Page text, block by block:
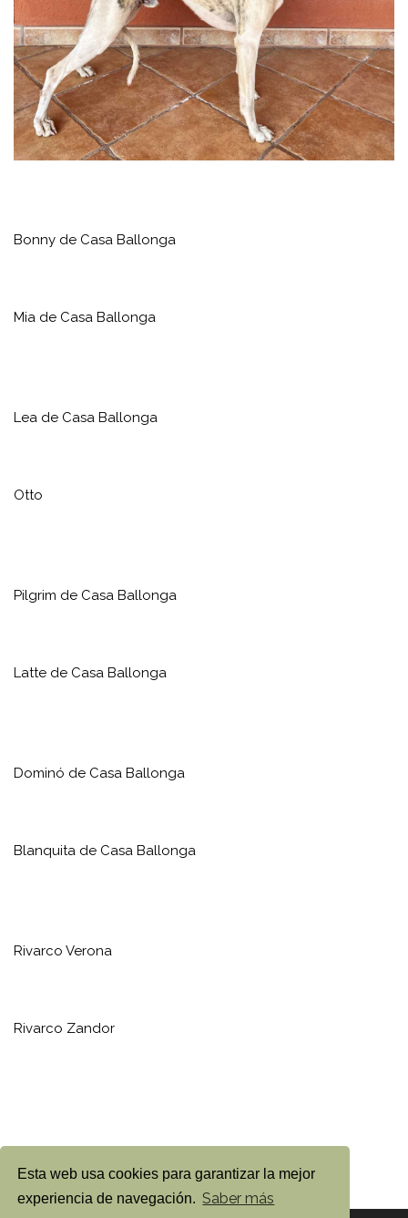
Esta web usa cookies para garantizar la mejor
experiencia de navegación. Saber más
Bonny de Casa Ballonga
Mia de Casa Ballonga
Lea de Casa Ballonga
Otto
Pilgrim de Casa Ballonga
Latte de Casa Ballonga
Dominó de Casa Ballonga
Blanquita de Casa Ballonga
Rivarco Verona
Rivarco Zandor